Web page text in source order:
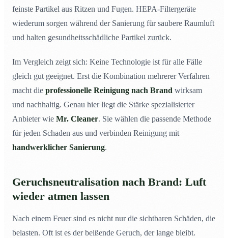
feinste Partikel aus Ritzen und Fugen. HEPA-Filtergeräte
wiederum sorgen während der Sanierung für saubere Raumluft
und halten gesundheitsschädliche Partikel zurück.
Im Vergleich zeigt sich: Keine Technologie ist für alle Fälle
gleich gut geeignet. Erst die Kombination mehrerer Verfahren
macht die professionelle Reinigung nach Brand wirksam
und nachhaltig. Genau hier liegt die Stärke spezialisierter
Anbieter wie Mr. Cleaner. Sie wählen die passende Methode
für jeden Schaden aus und verbinden Reinigung mit
handwerklicher Sanierung.
Geruchsneutralisation nach Brand: Luft
wieder atmen lassen
Nach einem Feuer sind es nicht nur die sichtbaren Schäden, die
belasten. Oft ist es der beißende Geruch, der lange bleibt.